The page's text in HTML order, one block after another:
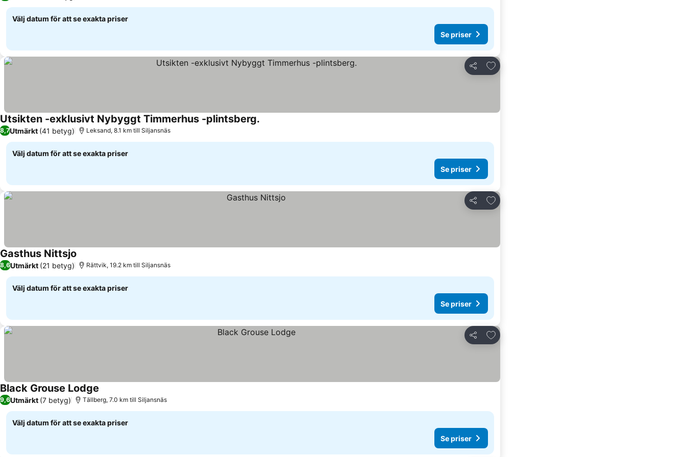
Välj datum för att se exakta priser
Se priser
Dela
Lägg till i Mina Favoriter
Utsikten -exklusivt Nybyggt Timmerhus -plintsberg.
8,7Utmärkt (41 betyg) Leksand, 8.1 km till Siljansnäs
Välj datum för att se exakta priser
Se priser
Dela
Lägg till i Mina Favoriter
Gasthus Nittsjo
8,6Utmärkt (21 betyg) Rättvik, 19.2 km till Siljansnäs
Välj datum för att se exakta priser
Se priser
Dela
Lägg till i Mina Favoriter
Black Grouse Lodge
9,6Utmärkt (7 betyg) Tällberg, 7.0 km till Siljansnäs
Välj datum för att se exakta priser
Se priser